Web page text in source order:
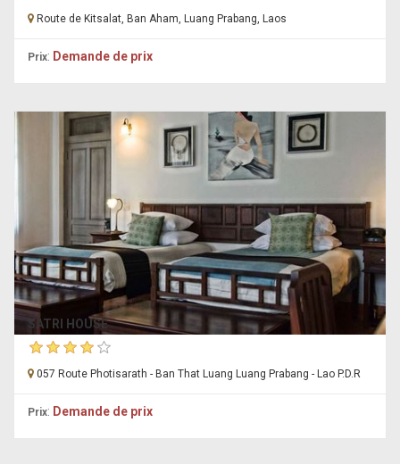
Route de Kitsalat, Ban Aham, Luang Prabang, Laos
Prix: Demande de prix
SATRI HOUSE
057 Route Photisarath - Ban That Luang Luang Prabang - Lao P.D.R
Prix: Demande de prix